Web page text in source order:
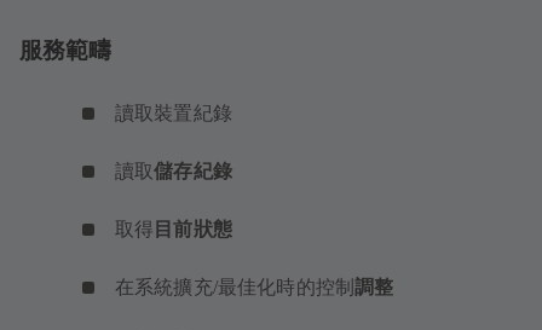
服務範疇
讀取裝置紀錄
讀取儲存紀錄
取得 目前狀態
在系統擴充/最佳化時的控制調整